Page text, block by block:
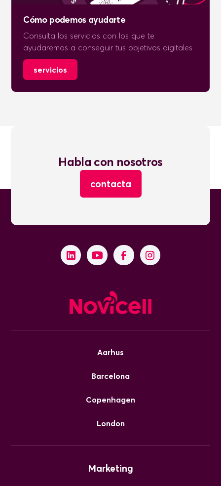
Cómo podemos ayudarte
Consulta los servicios con los que te
ayudaremos a conseguir tus objetivos digitales.
servicios
Habla con nosotros
contacta
Aarhus
Barcelona
Copenhagen
London
Marketing